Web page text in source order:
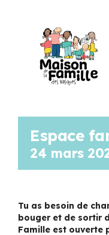
Mon Compte
OFFRES D’EMPLOI
Espace
24 mars
Tu as besoin de
bouger et de sortir
Famille est ouverte